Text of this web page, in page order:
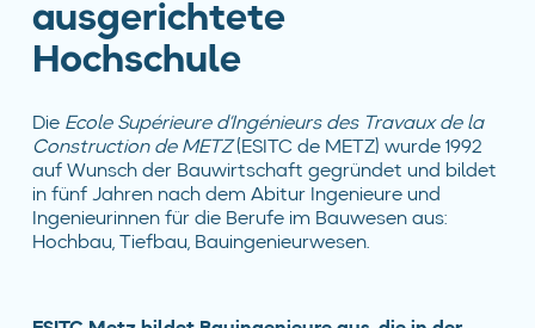
ausgerichtete
Hochschule
Die Ecole Supérieure d’Ingénieurs des Travaux de la
Construction de METZ(ESITC de METZ) wurde 1992
auf Wunsch der Bauwirtschaft gegründet und bildet
in fünf Jahren nach dem Abitur Ingenieure und
Ingenieurinnen für die Berufe im Bauwesen aus:
Hochbau, Tiefbau, Bauingenieurwesen.